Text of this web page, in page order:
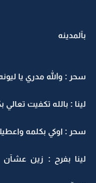
بآلمدينه
سحر : والله مدري يا
لينا : بالله تكفيت
سحر : اوكي بكلمه
لينا بفرح : زين